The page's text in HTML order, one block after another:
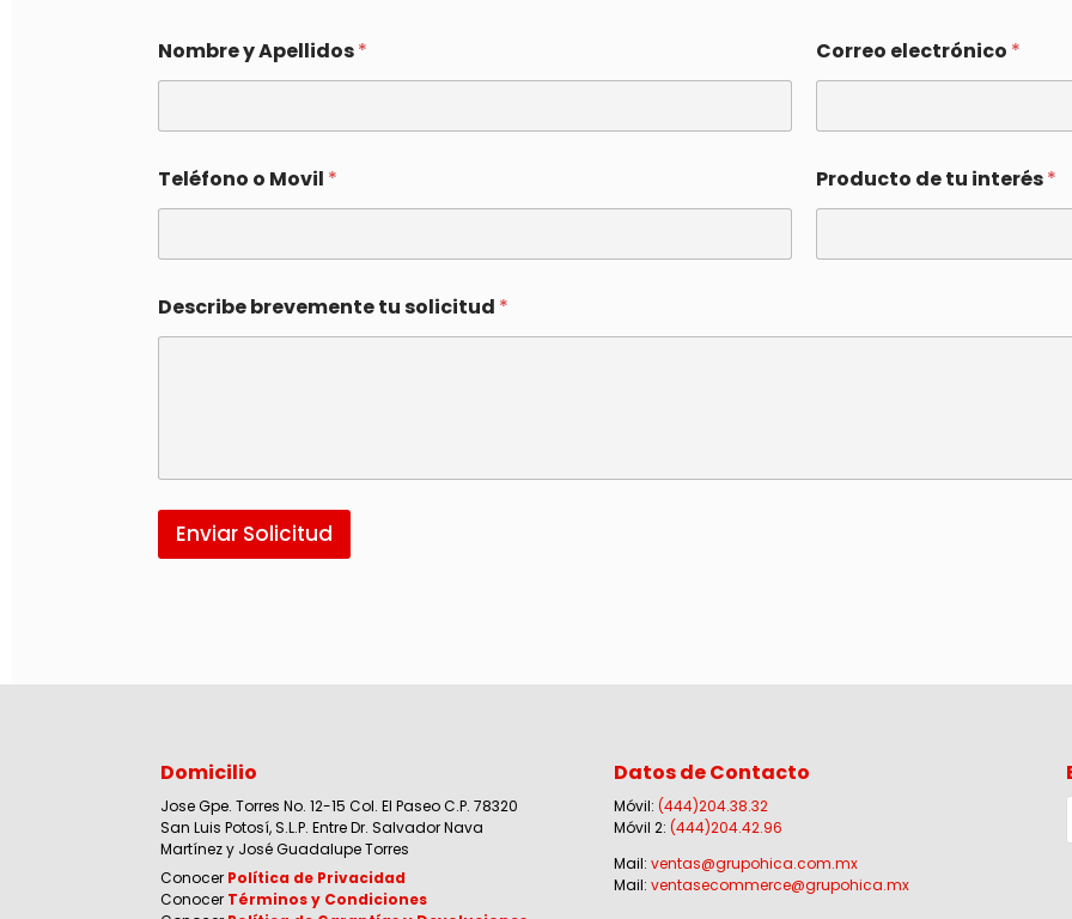
Nombre y Apellidos* Correo electrónico *
Teléfono o Movil * Producto de tu interés*
Describe brevemente tu solicitud *
Enviar Solicitud
Domicilio
Jose Gpe. Torres No. 12-15 Col. El Paseo C.P. 78320
San Luis Potosí, S.L.P. Entre Dr. Salvador Nava
Martínez y José Guadalupe Torres
Conocer Política de Privacidad
Conocer Términos y Condiciones
Datos de Contacto
Móvil: (444)204.38.32
Móvil 2: (444)204.42.96
Mail: ventas@grupohica.com.mx
Mail: ventasecommerce@grupohica.mx